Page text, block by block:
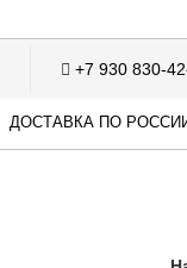
+7 930 830-
ДОСТАВКА ПО